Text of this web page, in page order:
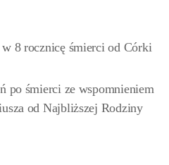
w 8 rocznicę śmierci od Córki
po śmierci ze wspomnieniem
od Najbliższej Rodziny